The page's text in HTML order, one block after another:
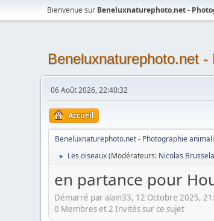
Bienvenue sur Beneluxnaturephoto.net -
Beneluxnaturephoto.net
06 Août 2026, 22:40:32
Accueil
Beneluxnaturephoto.net - Photographie
► Les oiseaux(Modérateurs: Nicolas
en partance pour
Démarré par alain33, 12 Octobre 2025,
0 Membres et 2 Invités sur ce sujet